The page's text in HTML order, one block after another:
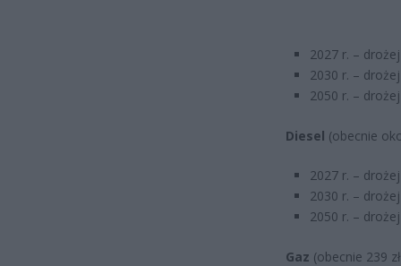
2027 r. –
2030 r. –
2050 r. –
Diesel (obecnie
2027 r. –
2030 r. –
2050 r. –
Gaz (obecnie 239